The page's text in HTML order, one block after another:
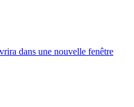
dans une nouvelle fenêtre